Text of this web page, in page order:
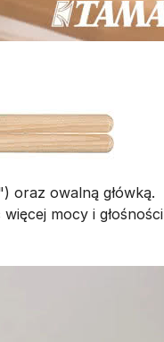
oraz owalną główką.
mocy i głośności